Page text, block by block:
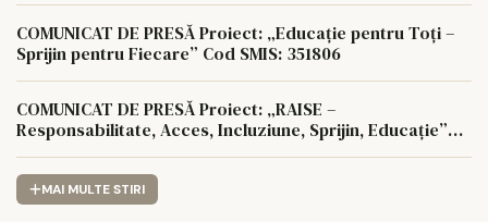
COMUNICAT DE PRESĂ Proiect: „Educație pentru Toți –
Sprijin pentru Fiecare” Cod SMIS: 351806
COMUNICAT DE PRESĂ Proiect: „RAISE –
Responsabilitate, Acces, Incluziune, Sprijin, Educație”
MAI MULTE STIRI